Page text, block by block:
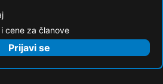
cene za članove
Prijavi se